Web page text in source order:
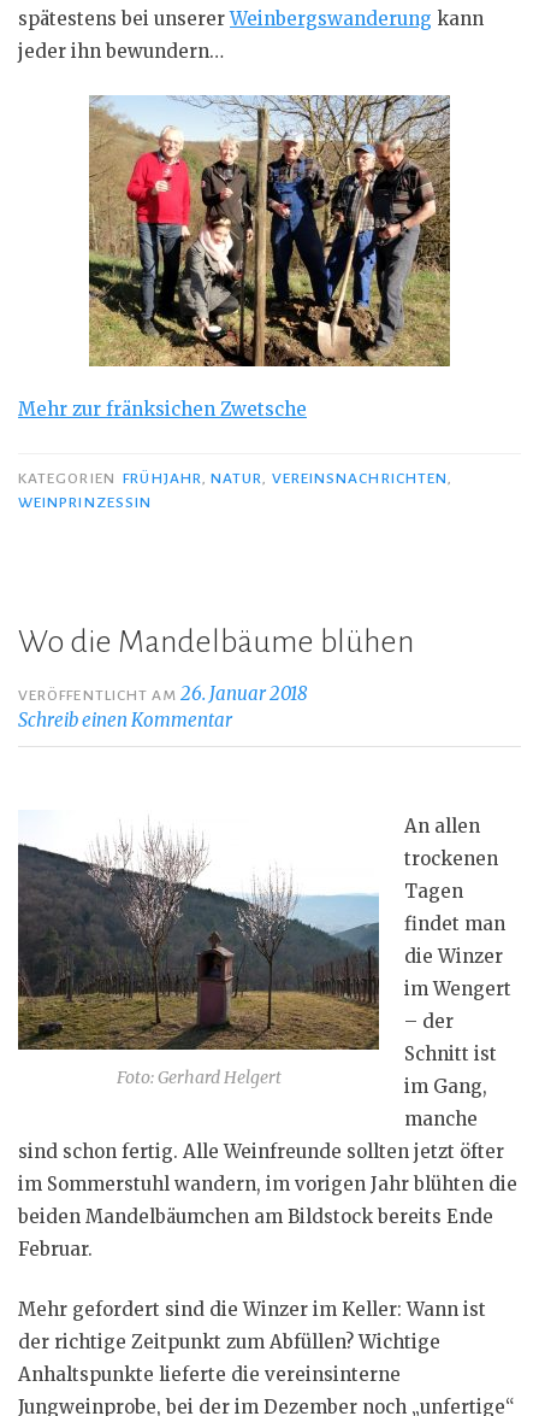
spätestens bei unsererWeinbergswanderung kann
jeder ihn bewundern…
Mehr zur fränksichen Zwetsche
KATEGORIEN FRÜHJAHR ,NATUR VEREINSNACHRICHTEN
WEINPRINZESSIN
Wo die Mandelbäume blühen
VERÖFFENTLICHT AM26. Januar 2018
Schreib einen Kommentar
Foto: Gerhard Helgert
An allen
trockenen
Tagen
findet man
die Winzer
im Wengert
– der
Schnitt ist
im Gang,
manche
sind schon fertig. Alle Weinfreunde sollten jetzt öfter
im Sommerstuhl wandern, im vorigen Jahr blühten die
beiden Mandelbäumchen am Bildstock bereits Ende
Februar.
Mehr gefordert sind die Winzer im Keller: Wann ist
der richtige Zeitpunkt zum Abfüllen? Wichtige
Anhaltspunkte lieferte die vereinsinterne
Jungweinprobe, bei der im Dezember noch „unfertige“